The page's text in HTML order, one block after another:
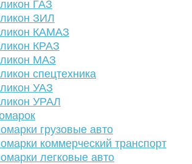
ГАЗ
ЗИЛ
КАМАЗ
КРАЗ
МАЗ
спецтехника
УАЗ
УРАЛ
грузовые авто
коммерческий транспорт
легковые авто